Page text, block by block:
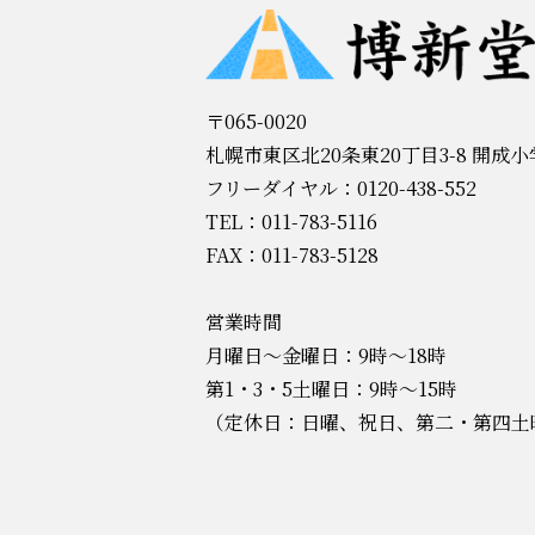
〒065-0020
札幌市東区北20条東20丁目3-8 開成
フリーダイヤル：0120-438-552
TEL：011-783-5116
FAX：011-783-5128
営業時間
月曜日～金曜日：9時～18時
第1・3・5土曜日：9時～15時
（定休日：日曜、祝日、第二・第四土